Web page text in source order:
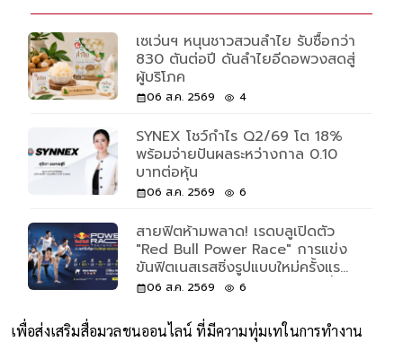
เซเว่นฯ หนุนชาวสวนลำไย รับซื้อกว่า
830 ตันต่อปี ดันลำไยอีดอพวงสดสู่
ผู้บริโภค
06 ส.ค. 2569 4
SYNEX โชว์กำไร Q2/69 โต 18%
พร้อมจ่ายปันผลระหว่างกาล 0.10
บาทต่อหุ้น
06 ส.ค. 2569 6
สายฟิตห้ามพลาด! เรดบลูเปิดตัว
"Red Bull Power Race" การแข่ง
ขันฟิตเนสเรสซิ่งรูปแบบใหม่ครั้งแรก
ของโลก เปิดรับแค่ 500 คนเท่านั้น
06 ส.ค. 2569 6
เพื่อส่งเสริมสื่อมวลชนออนไลน์ ที่มีความทุ่มเทในการทำงาน